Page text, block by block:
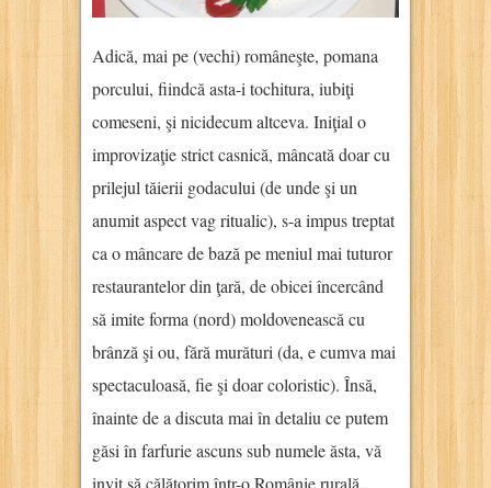
Adică, mai pe (vechi) româneşte, pomana
porcului, fiindcă asta-i tochitura, iubiţi
comeseni, şi nicidecum altceva. Iniţial o
improvizaţie strict casnică, mâncată doar cu
prilejul tăierii godacului (de unde şi un
anumit aspect vag ritualic), s-a impus treptat
ca o mâncare de bază pe meniul mai tuturor
restaurantelor din ţară, de obicei încercând
să imite forma (nord) moldovenească cu
brânză şi ou, fără murături (da, e cumva mai
spectaculoasă, fie şi doar coloristic). Însă,
înainte de a discuta mai în detaliu ce putem
găsi în farfurie ascuns sub numele ăsta, vă
invit să călătorim într-o Românie rurală,